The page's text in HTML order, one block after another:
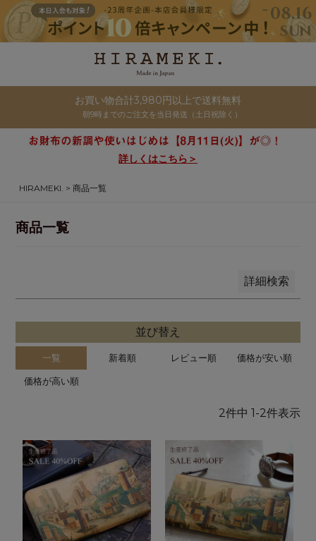
お買い物合計3,980円以上で送料無料
朝9時までのご注文を当日発送（土日祝除く）
詳しくはこちら＞
HIRAMEKI. 商品一覧
商品一覧
詳細検索
商品番号/JANコード
登録順
価格が安い順
価格が高い順
レビュー順
並び替え
一覧 新着順 レビュー順 価格が安い順
価格が高い順
2件中 1 -2件表示